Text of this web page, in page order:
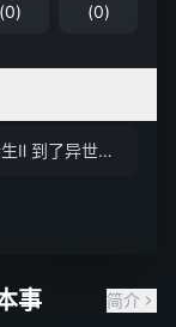
(0)
(0)
无职转生Ⅱ 到了异世界就拿出真本事 Part.1-2
事
简介